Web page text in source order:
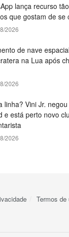
lança recurso
que gostam de
2026
de nave
na Lua após
2026
linha? Vini Jr.
e está perto novo
2026
Termos de